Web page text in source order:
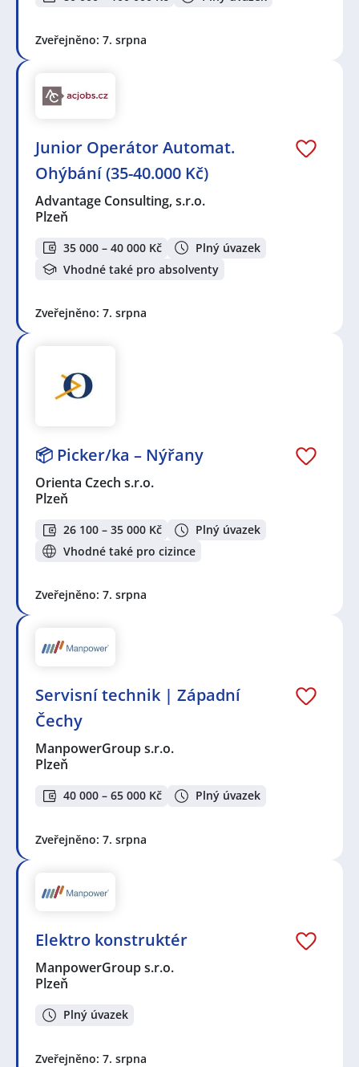
Zveřejněno: 7. srpna
Junior Operátor Automat.
Ohýbání (35-40.000 Kč)
Advantage Consulting, s.r.o.
Plzeň
35 000 – 40 000 Kč
Plný úvazek
Vhodné také pro absolventy
Zveřejněno: 7. srpna
📦 Picker/ka – Nýřany
Orienta Czech s.r.o.
Plzeň
26 100 – 35 000 Kč
Plný úvazek
Vhodné také pro cizince
Zveřejněno: 7. srpna
Servisní technik | Západní
Čechy
ManpowerGroup s.r.o.
Plzeň
40 000 – 65 000 Kč Plný úvazek
Zveřejněno: 7. srpna
Elektro konstruktér
ManpowerGroup s.r.o.
Plzeň
Plný úvazek
Zveřejněno: 7. srpna